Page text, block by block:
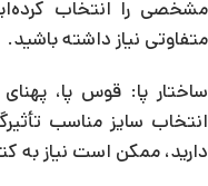
مشخصی را انتخاب
متفاوتی نیاز داشته باشید.
ساختار پا: قوس پا،
انتخاب سایز مناسب
دارید، ممکن است نیاز به